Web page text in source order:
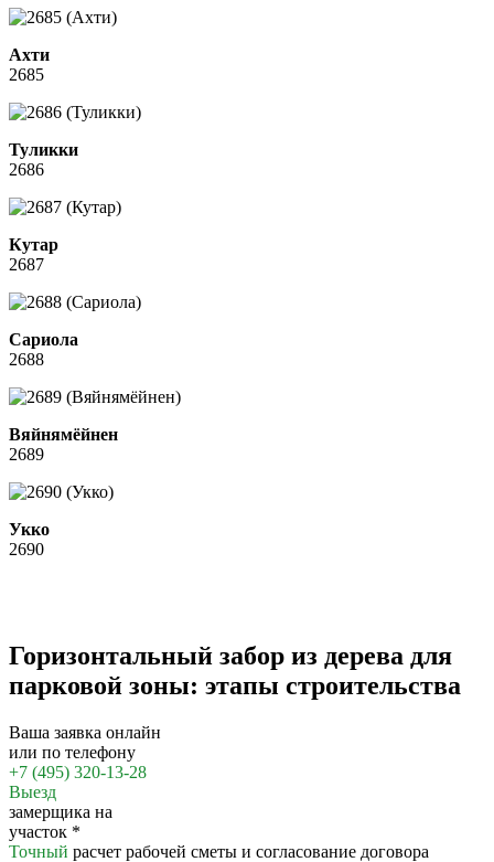
Ахти
2685
Туликки
2686
Кутар
2687
Сариола
2688
Вяйнямёйнен
2689
Укко
2690
Горизонтальный забор из дерева для
парковой зоны: этапы строительства
Ваша заявка онлайн
или по телефону
+7 (495) 320-13-28
Выезд
замерщика на
участок *
Точный расчет рабочей сметы и согласование договора